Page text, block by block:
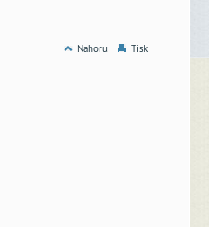
Nahoru Tisk